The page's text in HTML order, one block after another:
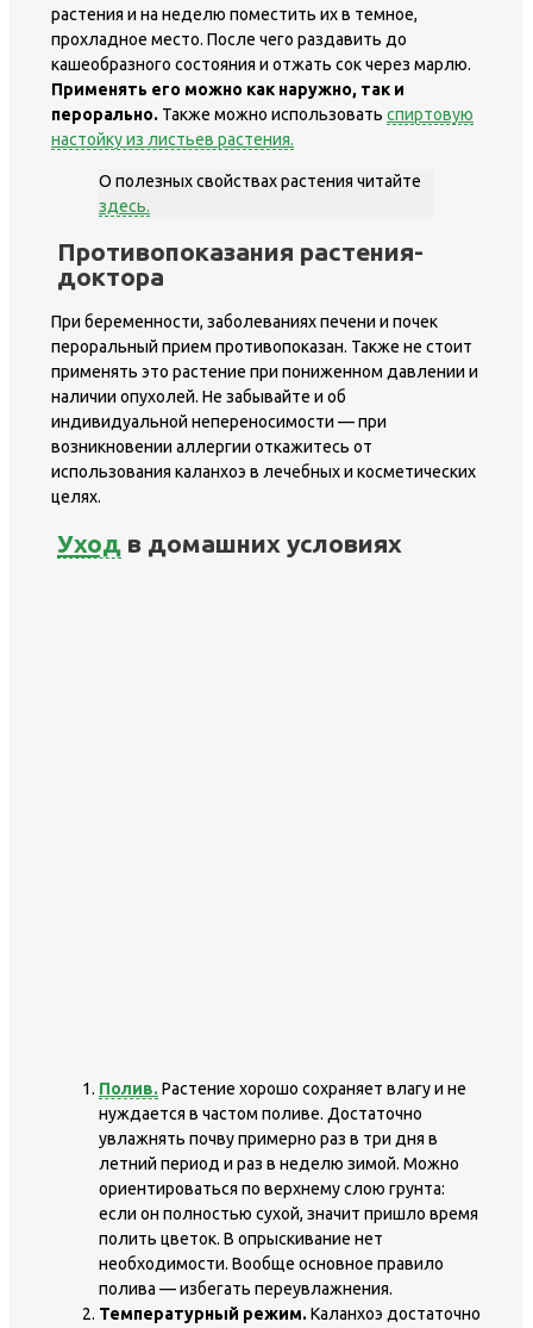
растения и на неделю поместить их в темное,
прохладное место. После чего раздавить до
кашеобразного состояния и отжать сок через марлю.
Применять его можно как наружно, так и
перорально. Также можно использовать спиртовую
настойку из листьев растения.
О полезных свойствах растения читайте
здесь.
Противопоказания растения-
доктора
При беременности, заболеваниях печени и почек
пероральный прием противопоказан. Также не стоит
применять это растение при пониженном давлении и
наличии опухолей. Не забывайте и об
индивидуальной непереносимости — при
возникновении аллергии откажитесь от
использования каланхоэ в лечебных и косметических
целях.
Уход в домашних условиях
Полив. Растение хорошо сохраняет влагу и не
нуждается в частом поливе. Достаточно
увлажнять почву примерно раз в три дня в
летний период и раз в неделю зимой. Можно
ориентироваться по верхнему слою грунта:
если он полностью сухой, значит пришло время
полить цветок. В опрыскивание нет
необходимости. Вообще основное правило
полива — избегать переувлажнения.
Температурный режим. Каланхоэ достаточно